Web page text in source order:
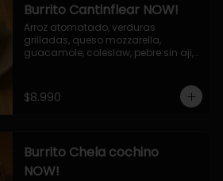
Burrito Cantinflear NOW!
Arroz atomatado, verduras
grilladas, queso mozzarella,
guacamole, coleslaw, pebre sin aji,
$8.990
Burrito Chela cochino
NOW!